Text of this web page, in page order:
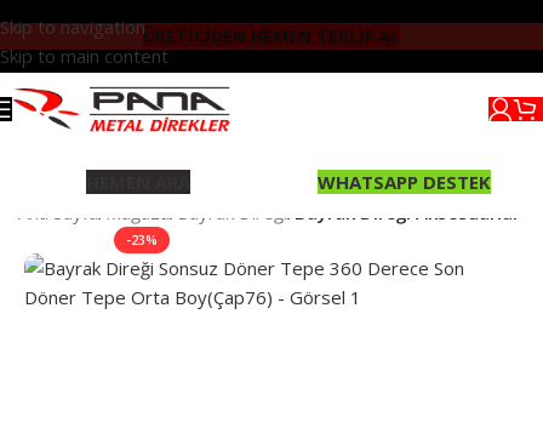
Skip to navigation
Skip to main content
ÜRETİCİDEN HEMEN TEKLİF AL
HEMEN ARA
WHATSAPP DESTEK
Ana Sayfa Mağaza Bayrak Direği Bayrak Direği Aksesuarlar
-23%